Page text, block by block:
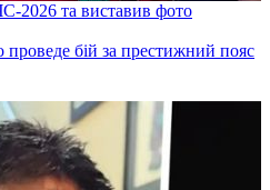
2026 та виставив фото
бій за престижний пояс